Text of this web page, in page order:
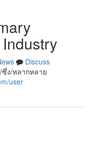
Discuss
ซึ่ง/หลากหลาย
user